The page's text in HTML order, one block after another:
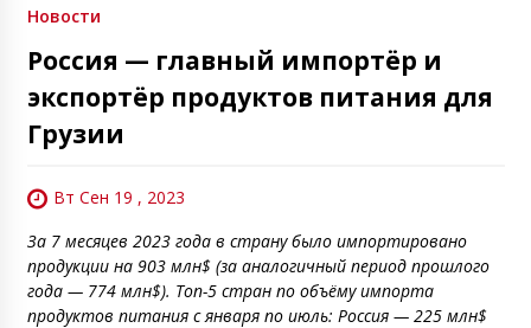
Новости
Россия — главный импортёр и
экспортёр продуктов питания для
Грузии
Вт Сен 19 , 2023
За 7 месяцев 2023 года в страну было импортировано
продукции на 903 млн$ (за аналогичный период прошлого
года — 774 млн$). Топ-5 стран по объёму импорта
продуктов питания с января по июль: Россия — 225 млн$